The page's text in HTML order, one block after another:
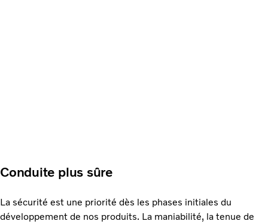
Conduite plus sûre
La sécurité est une priorité dès les phases initiales du
développement de nos produits. La maniabilité, la tenue de